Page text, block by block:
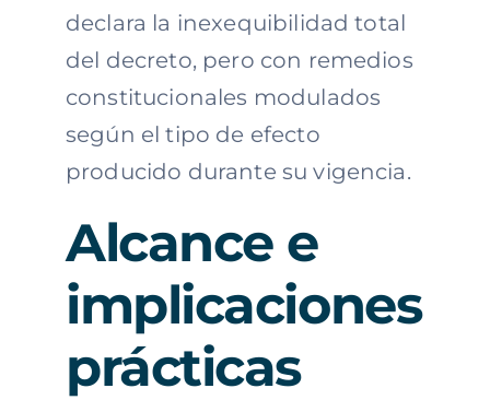
declara la inexequibilidad total
del decreto, pero con remedios
constitucionales modulados
según el tipo de efecto
producido durante su vigencia.
Alcance e
implicaciones
prácticas